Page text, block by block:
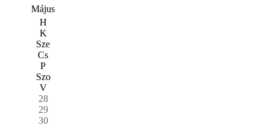
Május
H
K
Sze
Cs
P
Szo
V
28
29
30